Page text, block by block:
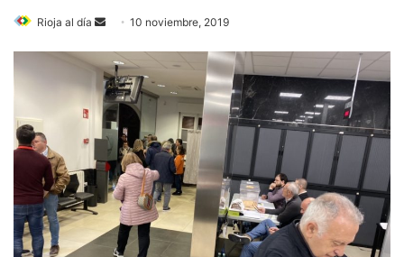
Rioja al día
n
d
a
n
e
m
a
10 noviembre, 2019